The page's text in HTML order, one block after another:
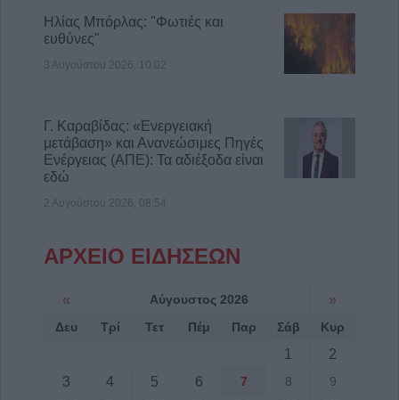
Ηλίας Μπόρλας: "Φωτιές και
ευθύνες"
3 Αυγούστου 2026, 10:02
Γ. Καραβίδας: «Ενεργειακή
μετάβαση» και Ανανεώσιμες Πηγές
Ενέργειας (ΑΠΕ): Τα αδιέξοδα είναι
εδώ
2 Αυγούστου 2026, 08:54
ΑΡΧΕΙΟ ΕΙΔΗΣΕΩΝ
« Αύγουστος 2026 »
Δευ Τρί Τετ Πέμ Παρ Σάβ Κυρ
1
2
3
4 5 6 7 8
9